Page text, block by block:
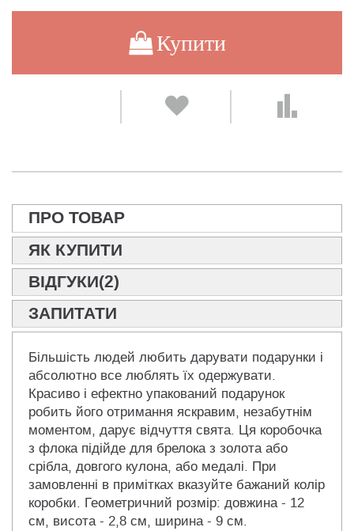
Купити
ПРО ТОВАР
ЯК КУПИТИ
ВІДГУКИ(2)
ЗАПИТАТИ
Більшість людей любить дарувати подарунки і
абсолютно все люблять їх одержувати.
Красиво і ефектно упакований подарунок
робить його отримання яскравим, незабутнім
моментом, дарує відчуття свята. Ця коробочка
з флока підійде для брелока з золота або
срібла, довгого кулона, або медалі. При
замовленні в примітках вказуйте бажаний колір
коробки. Геометричний розмір: довжина - 12
см, висота - 2,8 см, ширина - 9 см.